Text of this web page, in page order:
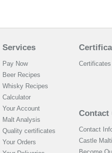
Services
Pay Now
Beer Recipes
Whisky Recipes
Calculator
Your Account
Malt Analysis
Quality certificates
Your Orders
Contact
Contact
Castle